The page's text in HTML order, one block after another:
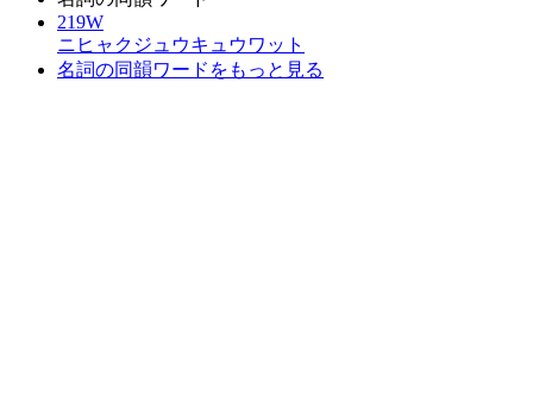
219W
ニヒャクジュウキュウワット
名詞の同韻ワードをもっと見る